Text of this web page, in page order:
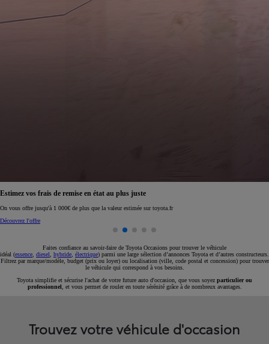
Réservez en ligne votre occasion pour 1€ seulement
Réservez en ligne
Faites confiance au savoir-faire de Toyota Occasions pour trouver le véhicule
idéal (essence diesel hybride électrique) parmi une large sélection d’annonces Toyota et d’autres constructeurs.
Filtrez par marque/modèle, budget (prix ou loyer) ou localisation (ville, code postal et concession) pour trouver
le véhicule qui correspond à vos besoins.
Toyota simplifie et sécurise l'achat de votre future auto d'occasion, que vous soyez particulier ou
professionnel , et vous permet de rouler en toute sérénité grâce à de nombreux avantages.
Trouvez votre véhicule d'occasion